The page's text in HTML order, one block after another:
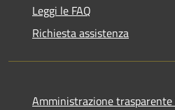
Leggi le FAQ
Richiesta assistenza
Amministrazione